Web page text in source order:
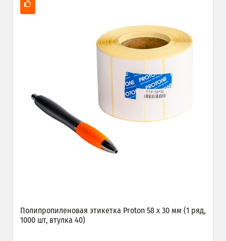
Полипропиленовая этикетка Proton 58 x 30 мм (1 ряд,
1000 шт, втулка 40)